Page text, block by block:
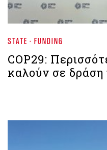
STATE - FUNDING
COP29:
καλούν σε δράση